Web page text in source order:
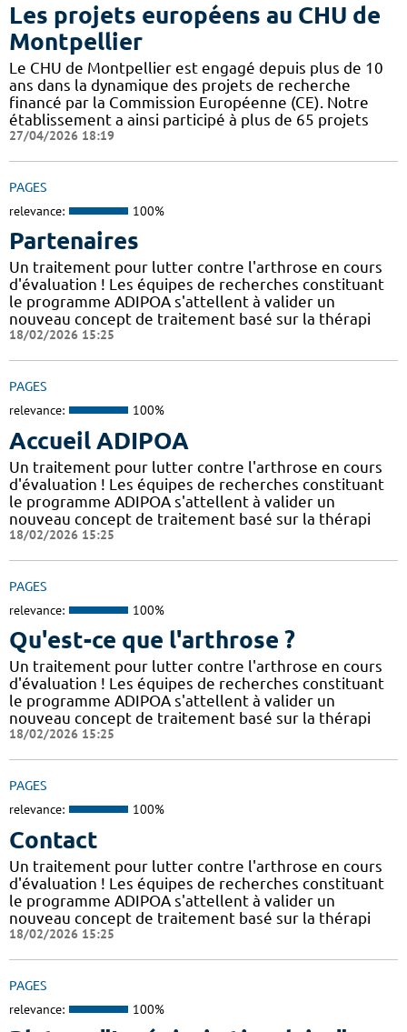
Les projets européens au CHU de
Montpellier
Le CHU de Montpellier est engagé depuis plus de 10
ans dans la dynamique des projets de recherche
financé par la Commission Européenne (CE). Notre
établissement a ainsi participé à plus de 65 projets
27/04/2026 18:19
PAGES
relevance: 100%
Partenaires
Un traitement pour lutter contre l'arthrose en cours
d'évaluation ! Les équipes de recherches constituant
le programme ADIPOA s'attellent à valider un
nouveau concept de traitement basé sur la thérapi
18/02/2026 15:25
PAGES
relevance: 100%
Accueil ADIPOA
Un traitement pour lutter contre l'arthrose en cours
d'évaluation ! Les équipes de recherches constituant
le programme ADIPOA s'attellent à valider un
nouveau concept de traitement basé sur la thérapi
18/02/2026 15:25
PAGES
relevance: 100%
Qu'est-ce que l'arthrose ?
Un traitement pour lutter contre l'arthrose en cours
d'évaluation ! Les équipes de recherches constituant
le programme ADIPOA s'attellent à valider un
nouveau concept de traitement basé sur la thérapi
18/02/2026 15:25
PAGES
relevance: 100%
Contact
Un traitement pour lutter contre l'arthrose en cours
d'évaluation ! Les équipes de recherches constituant
le programme ADIPOA s'attellent à valider un
nouveau concept de traitement basé sur la thérapi
18/02/2026 15:25
PAGES
relevance: 100%